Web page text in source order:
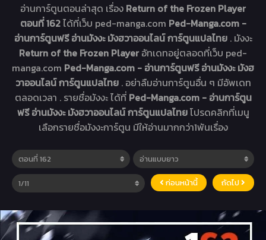
อ่านการ์ตูนตอนล่าสุด เรื่อง Return of the Frozen Player
ตอนที่ 162ได้ที่เว็บ ped-manga.com Ped-Manga.com -
อ่านการ์ตูนฟรี อ่านมังงะ มังฮวาออนไลน์ การ์ตูนแปลไทย . มังงะ
Return of the Frozen Player อัทเดทอยู่ตลอดที่เว็บ ped-
manga.com Ped-Manga.com - อ่านการ์ตูนฟรี อ่านมังงะ มังฮ
วาออนไลน์ การ์ตูนแปลไทย . อย่าลืมอ่านการ์ตูนอื่น ๆ มีอัพเดท
ตลอดเวลา . รายชื่อมังงะ ได้ที่ Ped-Manga.com - อ่านการ์ตูน
ฟรี อ่านมังงะ มังฮวาออนไลน์ การ์ตูนแปลไทยโปรดคลิกที่เมนู
เลือกรายชื่อมังงะการ์ตูน มีให้อ่านมากกว่า1พันเรื่อง
ก่อนหน้านี้ ถัดไป